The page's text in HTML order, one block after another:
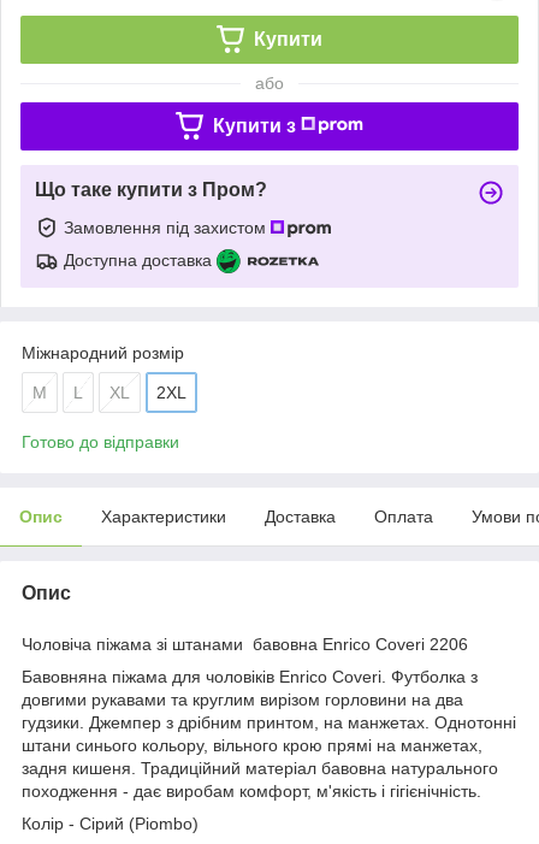
Купити
або
Купити з
Що таке купити з Пром?
Замовлення під захистом
Доступна доставка
Міжнародний розмір
M L XL 2XL
Готово до відправки
Опис Характеристики Доставка Оплата Умови
Опис
Чоловіча піжама зі штанами бавовна Enrico Coveri 2206
Бавовняна піжама для чоловіків Enrico Coveri. Футболка з
довгими рукавами та круглим вирізом горловини на два
гудзики. Джемпер з дрібним принтом, на манжетах. Однотонні
штани синього кольору, вільного крою прямі на манжетах,
задня кишеня. Традиційний матеріал бавовна натурального
походження - дає виробам комфорт, м'якість і гігієнічність.
Колір - Сірий (Piombo)